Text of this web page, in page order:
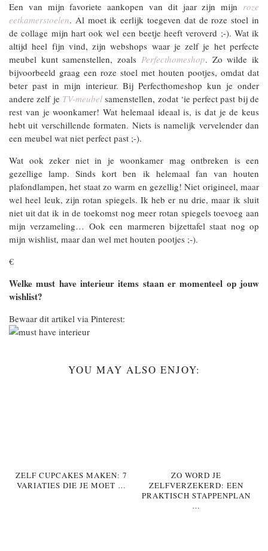
Een van mijn favoriete aankopen van dit jaar zijn mijn roze
eetkamerstoelen. Al moet ik eerlijk toegeven dat de roze stoel in
de collage mijn hart ook wel een beetje heeft veroverd ;-). Wat ik
altijd heel fijn vind, zijn webshops waar je zelf je het perfecte
meubel kunt samenstellen, zoals Perfecthomeshop. Zo wilde ik
bijvoorbeeld graag een roze stoel met houten pootjes, omdat dat
beter past in mijn interieur. Bij Perfecthomeshop kun je onder
andere zelf je TV-meubelsamenstellen, zodat ‘ie perfect past bij de
rest van je woonkamer! Wat helemaal ideaal is, is dat je de keus
hebt uit verschillende formaten. Niets is namelijk vervelender dan
een meubel wat niet perfect past ;-).
Wat ook zeker niet in je woonkamer mag ontbreken is een
gezellige lamp. Sinds kort ben ik helemaal fan van houten
plafondlampen, het staat zo warm en gezellig! Niet origineel, maar
wel heel leuk, zijn rotan spiegels. Ik heb er nu drie, maar ik sluit
niet uit dat ik in de toekomst nog meer rotan spiegels toevoeg aan
mijn verzameling… Ook een marmeren bijzettafel staat nog op
mijn wishlist, maar dan wel met houten pootjes ;-).
€
Welke must have interieur items staan er momenteel op jouw
wishlist?
Bewaar dit artikel via Pinterest:
YOU MAY ALSO ENJOY:
ZELF CUPCAKES MAKEN: 7
VARIATIES DIE JE MOET …
ZO WORD JE
ZELFVERZEKERD: EEN
PRAKTISCH STAPPENPLAN
…